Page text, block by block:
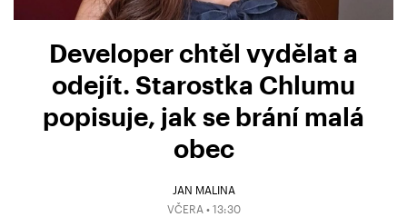
Developer chtěl vydělat a
odejít. Starostka Chlumu
popisuje, jak se brání malá
obec
JAN MALINA
VČERA • 13:30